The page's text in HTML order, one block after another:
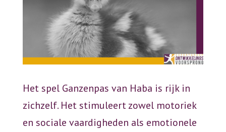
Het spel Ganzenpas van Haba is rijk in
zichzelf. Hetstimuleert zowel motoriek
en sociale vaardigheden als emotionele